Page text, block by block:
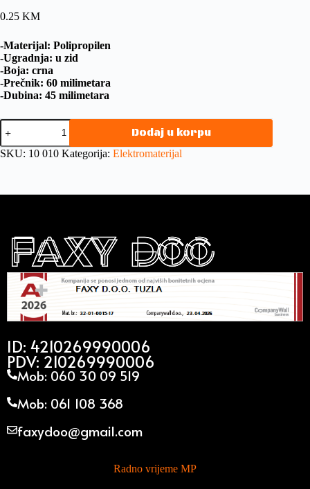
0.25 KM
-Materijal: Polipropilen
-Ugradnja: u zid
-Boja: crna
-Prečnik: 60 milimetara
-Dubina: 45 milimetara
Dodaj u korpu
SKU: 10 010 Kategorija: Elektromaterijal
ID: 4210269990006
PDV: 210269990006
Mob: 060 30 09 519
Mob: 061 108 368
faxydoo@gmail.com
Radno vrijeme MP